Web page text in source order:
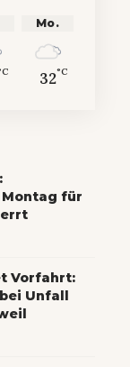
Mo.
32°C
für
Vorfahrt:
Unfall